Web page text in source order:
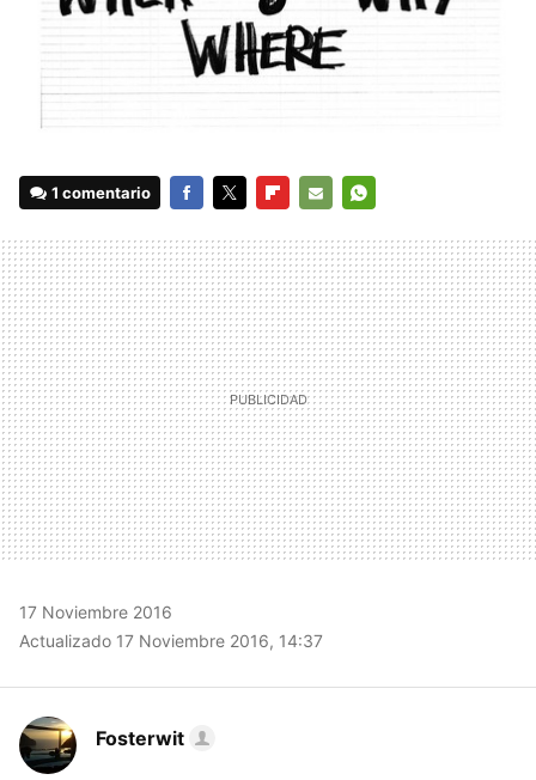
1 comentario
MAIL
17 Noviembre 2016
Actualizado 17 Noviembre 2016, 14:37
Fosterwit